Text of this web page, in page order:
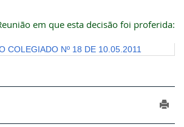
em que esta decisão foi proferida:
COLEGIADO Nº 18 DE 10.05.2011